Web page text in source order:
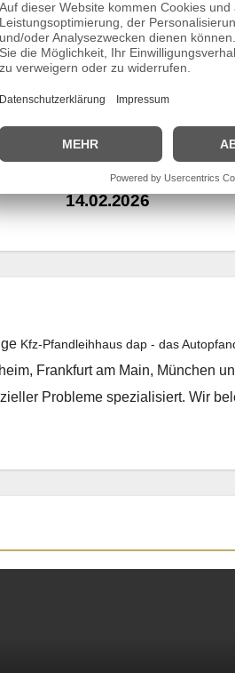
die Termine der kommenden Kfz-
dann nutzen Sie unseren
Bürstner Premio
14.02.2026
Kfz-Pfandleihhaus dap - das
Frankfurt am Main, München
Probleme spezialisiert. Wir